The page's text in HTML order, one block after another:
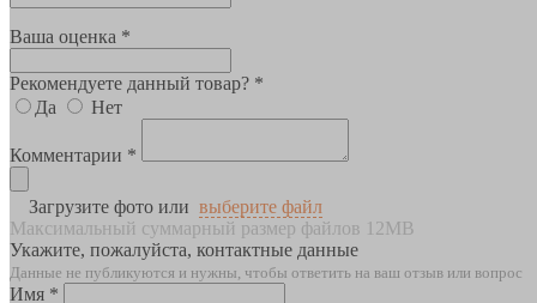
Ваша оценка *
Рекомендуете данный товар? *
Да
Нет
Комментарии *
Загрузите фото или выберите файл
Максимальный суммарный размер файлов 12MB
Укажите, пожалуйста, контактные данные
Данные не публикуются и нужны, чтобы ответить на ваш отзыв или вопрос
Имя *